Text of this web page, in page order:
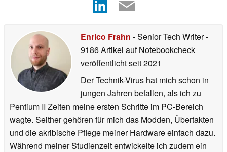
Enrico Frahn - Senior Tech Writer-
9186 Artikel auf Notebookcheck
veröffentlichtseit 2021
Der Technik-Virus hat mich schon in
jungen Jahren befallen, als ich zu
Pentium II Zeiten meine ersten Schritte im PC-Bereich
wagte. Seither gehören für mich das Modden, Übertakten
und die akribische Pflege meiner Hardware einfach dazu.
Während meiner Studienzeit entwickelte ich zudem ein